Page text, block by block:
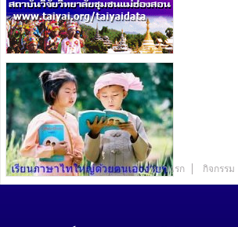
หน้าแรก กิจกรรม